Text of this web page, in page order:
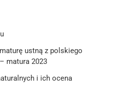
ustną z polskiego
matura 2023
i ich ocena